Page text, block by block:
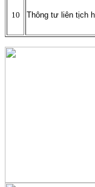
10 Thông tư liên tịch